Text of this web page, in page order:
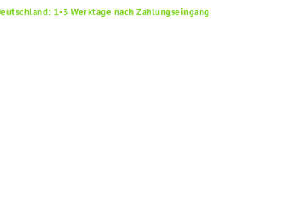
1-3 Werktage nach Zahlungseingang